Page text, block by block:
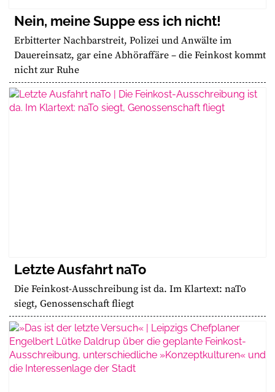
Nein, meine Suppe ess ich nicht!
Erbitterter Nachbarstreit, Polizei und Anwälte im
Dauereinsatz, gar eine Abhöraffäre – die Feinkost kommt
nicht zur Ruhe
Letzte Ausfahrt naTo
Die Feinkost-Ausschreibung ist da. Im Klartext: naTo
siegt, Genossenschaft fliegt